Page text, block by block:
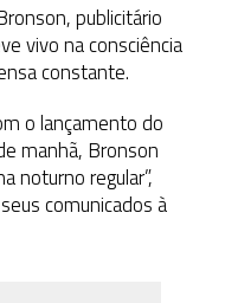
publicitário
vivo na consciência
constante.
o lançamento do
manhã, Bronson
noturno regular”,
comunicados à